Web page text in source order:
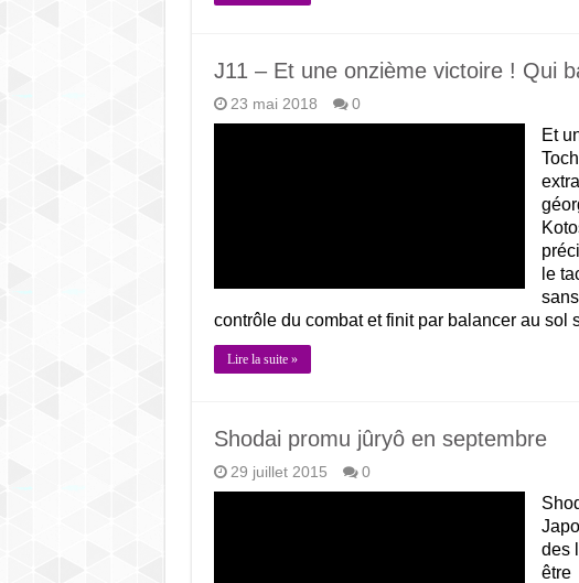
J11 – Et une onzième victoire ! Qui
23 mai 2018 0
Et
le
contrôle du combat et finit par balancer au
Lire la suite »
Shodai promu jûryô en septembre
29 juillet 2015 0
des
être